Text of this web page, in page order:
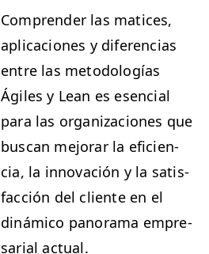
Com­pren­der las mat­ices,
apli­ca­ciones y difer­en­cias
entre las metodologías
Ágiles y Lean es esen­cial
para las orga­ni­za­ciones que
bus­can mejo­rar la efi­cien­
cia, la inno­vación y la sat­is­
fac­ción del cliente en el
dinámi­co panora­ma empre­
sar­i­al actual.